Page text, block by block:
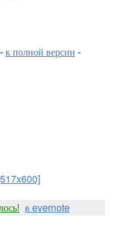
-к полной версии -
в evernote